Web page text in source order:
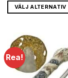
VÄLJ ALTERNATIV
Rea!